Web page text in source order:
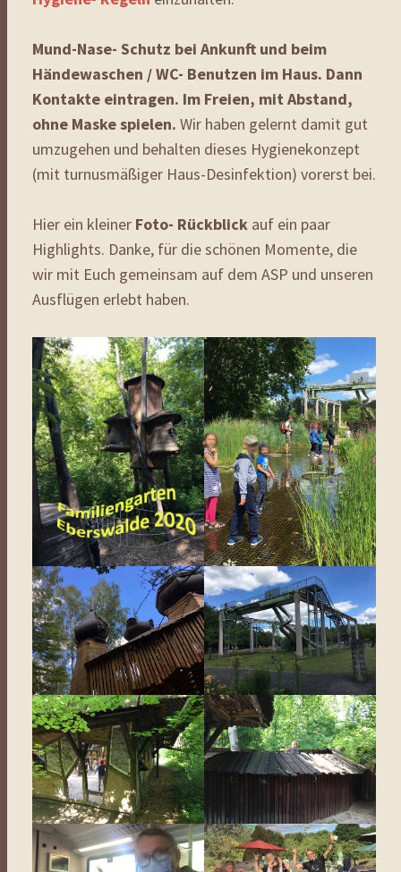
Mund-Nase- Schutz bei Ankunft und beim
Händewaschen / WC- Benutzen im Haus. Dann
Kontakte eintragen. Im Freien, mit Abstand,
ohne Maske spielen. Wir haben gelernt damit gut
umzugehen und behalten dieses Hygienekonzept
(mit turnusmäßiger Haus-Desinfektion) vorerst bei.
Hier ein kleiner Foto- Rückblick auf ein paar
Highlights. Danke, für die schönen Momente, die
wir mit Euch gemeinsam auf dem ASP und unseren
Ausflügen erlebt haben.